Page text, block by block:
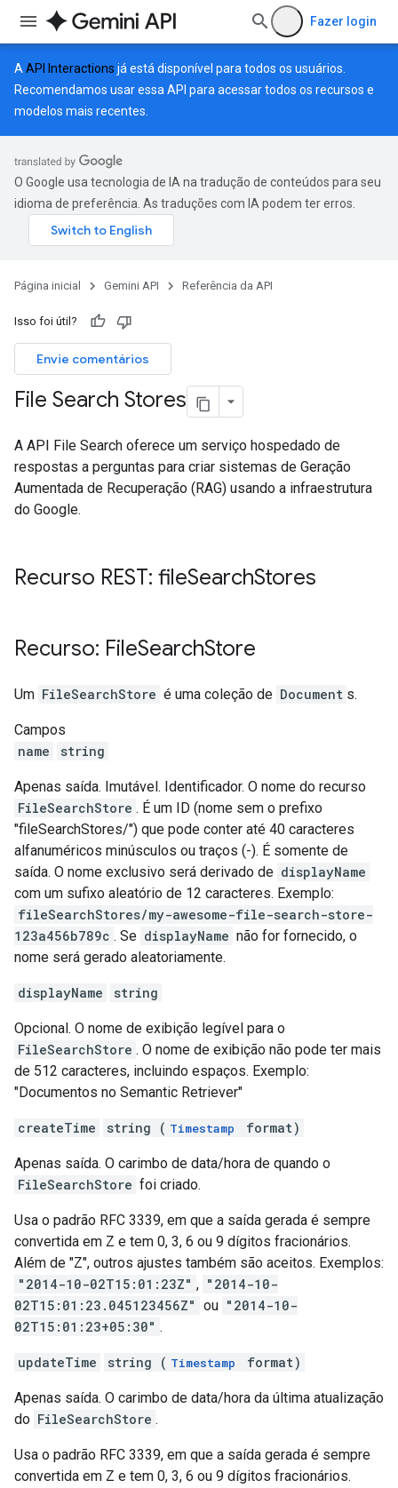
Fazer login
A API Interactions já está disponível para todos os usuários.
Recomendamos usar essa API para acessar todos os recursos e
modelos mais recentes.
O Google usa tecnologia de IA na tradução de conteúdos para seu
idioma de preferência. As traduções com IA podem ter erros.
Página inicial Gemini API Referência da API
Isso foi útil?
Envie comentários
File Search Stores
A API File Search oferece um serviço hospedado de
respostas a perguntas para criar sistemas de Geração
Aumentada de Recuperação (RAG) usando a infraestrutura
do Google.
Recurso REST: fileSearchStores
Recurso: FileSearchStore
Um FileSearchStore é uma coleção de Document s.
Campos
name
string
Apenas saída. Imutável. Identificador. O nome do recurso
FileSearchStore . É um ID (nome sem o prefixo
"fileSearchStores/") que pode conter até 40 caracteres
alfanuméricos minúsculos ou traços (-). É somente de
saída. O nome exclusivo será derivado de displayName
com um sufixo aleatório de 12 caracteres. Exemplo:
fileSearchStores/my-awesome-file-search-store-
123a456b789c . Se displayName não for fornecido, o
nome será gerado aleatoriamente.
displayName string
Opcional. O nome de exibição legível para o
FileSearchStore . O nome de exibição não pode ter mais
de 512 caracteres, incluindo espaços. Exemplo:
"Documentos no Semantic Retriever"
createTime string ( Timestamp format)
Apenas saída. O carimbo de data/hora de quando o
FileSearchStore foi criado.
Usa o padrão RFC 3339, em que a saída gerada é sempre
convertida em Z e tem 0, 3, 6 ou 9 dígitos fracionários.
Além de "Z", outros ajustes também são aceitos. Exemplos:
"2014-10-02T15:01:23Z" , "2014-10-
02T15:01:23.045123456Z" ou "2014-10-
02T15:01:23+05:30" .
updateTime string ( Timestamp format)
Apenas saída. O carimbo de data/hora da última atualização
do FileSearchStore .
Usa o padrão RFC 3339, em que a saída gerada é sempre
convertida em Z e tem 0, 3, 6 ou 9 dígitos fracionários.